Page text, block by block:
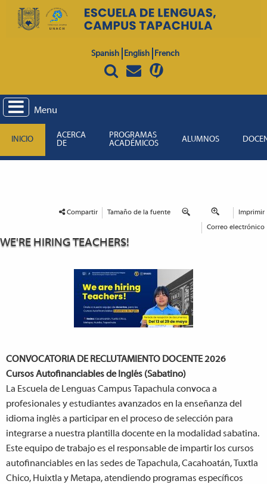
Spanish English French
Menu
INICIO
ACERCA
DE
PROGRAMAS
ACADÉMICOS
ALUMNOS
Compartir Tamaño de la fuente Imprimir
Correo electrónico
WE'RE HIRING TEACHERS!
CONVOCATORIA DE RECLUTAMIENTO DOCENTE 2026
Cursos Autofinanciables de Inglés (Sabatino)
La Escuela de Lenguas Campus Tapachula convoca a
profesionales y estudiantes avanzados en la enseñanza del
idioma inglés a participar en el proceso de selección para
integrarse a nuestra plantilla docente en la modalidad sabatina.
Este equipo de trabajo es el responsable de impartir los cursos
autofinanciables en las sedes de Tapachula, Cacahoatán, Tuxtla
Chico, Huixtla y Metapa, atendiendo programas específicos